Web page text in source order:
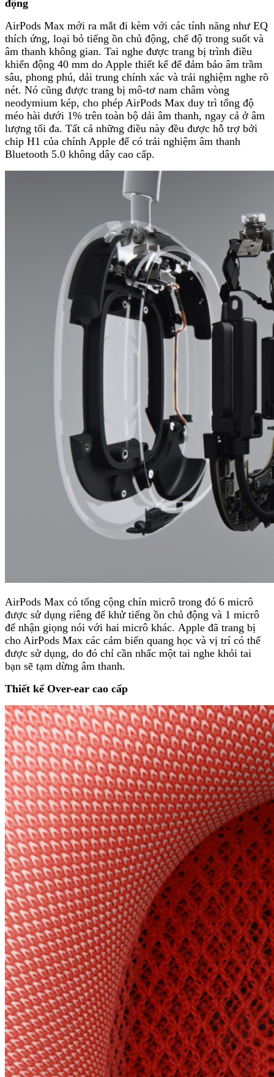
động
AirPods Max mới ra mắt đi kèm với các tính năng như EQ
thích ứng, loại bỏ tiếng ồn chủ động, chế độ trong suốt và
âm thanh không gian. Tai nghe được trang bị trình điều
khiển động 40 mm do Apple thiết kế để đảm bảo âm trầm
sâu, phong phú, dải trung chính xác và trải nghiệm nghe rõ
nét. Nó cũng được trang bị mô-tơ nam châm vòng
neodymium kép, cho phép AirPods Max duy trì tổng độ
méo hài dưới 1% trên toàn bộ dải âm thanh, ngay cả ở âm
lượng tối đa. Tất cả những điều này đều được hỗ trợ bởi
chip H1 của chính Apple để có trải nghiệm âm thanh
Bluetooth 5.0 không dây cao cấp.
AirPods Max có tổng cộng chín micrô trong đó 6 micrô
được sử dụng riêng để khử tiếng ồn chủ động và 1 micrô
để nhận giọng nói với hai micrô khác. Apple đã trang bị
cho AirPods Max các cảm biến quang học và vị trí có thể
được sử dụng, do đó chỉ cần nhấc một tai nghe khỏi tai
bạn sẽ tạm dừng âm thanh.
Thiết kế Over-ear cao cấp